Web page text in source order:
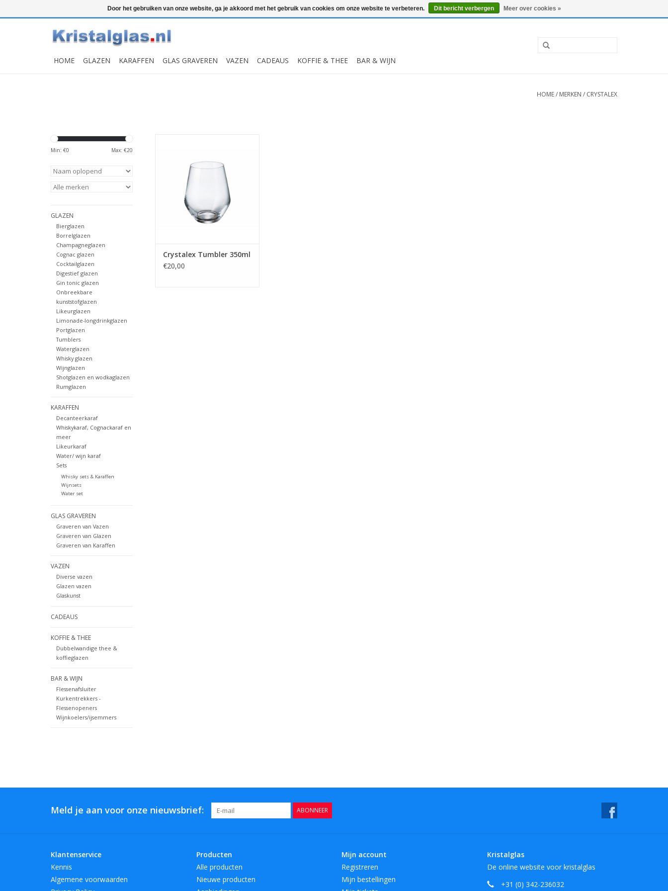
Snelle levering Graveren 0 Artikelen - €0,00 Mijn account / Registreren
HOME GLAZEN KARAFFEN GLAS GRAVEREN VAZEN CADEAUS KOFFIE & THEE BAR & WIJN
HOME/ MERKEN / CRYSTALEX
Min: €0 Max: €20
GLAZEN
Bierglazen
Borrelglazen
Champagneglazen
Cognac glazen
Cocktailglazen
Digestief glazen
Gin tonic glazen
Onbreekbare
kunststofglazen
Likeurglazen
Limonade-longdrinkglazen
Portglazen
Tumblers
Waterglazen
Whisky glazen
Wijnglazen
Shotglazen en wodkaglazen
Rumglazen
KARAFFEN
Decanteerkaraf
Whiskykaraf, Cognackaraf en
meer
Likeurkaraf
Water/ wijn karaf
Sets
Whisky sets & Karaffen
Wijnsets
Water set
GLAS GRAVEREN
Graveren van Vazen
Graveren van Glazen
Graveren van Karaffen
VAZEN
Diverse vazen
Glazen vazen
Glaskunst
CADEAUS
KOFFIE & THEE
Dubbelwandige thee &
koffieglazen
BAR & WIJN
Flessenafsluiter
Kurkentrekkers -
Flessenopeners
Wijnkoelers/ijsemmers
kristalglas. Uw drankje smaakt
Crystalex Tumbler 350ml
€20,00
Meld je aan voor onze nieuwsbrief: ABONNEER
Klantenservice
Kennis
Algemene voorwaarden
Producten
Alle producten
Nieuwe producten
Mijn account
Registreren
Mijn bestellingen
Kristalglas
De online website voor kristalglas
+31 (0) 342-236032
Door het gebruiken van onze website, ga je akkoord met het gebruik van cookies om onze website te verbeteren. Dit bericht verbergen Meer over cookies »